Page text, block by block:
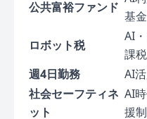
公共富裕ファンド
基金
ロボット税
AI
課税
週4日勤務
AI
社会セーフティネ
ット
AI
援